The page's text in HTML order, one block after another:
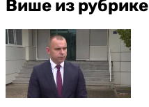
Више из рубрике